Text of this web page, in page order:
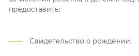
предоставить:
Свидетельство о рождении;